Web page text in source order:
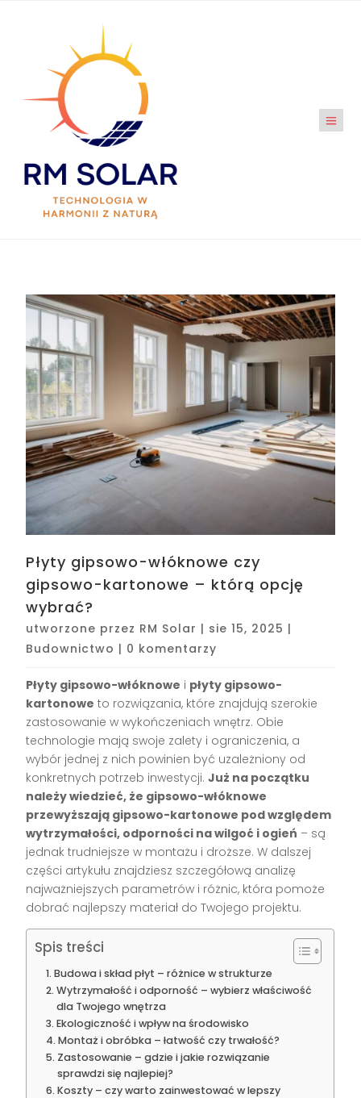
Płyty gipsowo-włóknowe czy
gipsowo-kartonowe – którą opcję
wybrać?
utworzone przez RM Solar | sie 15, 2025 |
Budownictwo | 0 komentarzy
Płyty gipsowo-włóknowe i płyty gipsowo-
kartonowe to rozwiązania, które znajdują szerokie
zastosowanie w wykończeniach wnętrz. Obie
technologie mają swoje zalety i ograniczenia, a
wybór jednej z nich powinien być uzależniony od
konkretnych potrzeb inwestycji.Już na początku
należy wiedzieć, że gipsowo-włóknowe
przewyższają gipsowo-kartonowe pod względem
wytrzymałości, odporności na wilgoć i ogień – są
jednak trudniejsze w montażu i droższe. W dalszej
części artykułu znajdziesz szczegółową analizę
najważniejszych parametrów i różnic, która pomoże
dobrać najlepszy materiał do Twojego projektu.
Spis treści
Budowa i skład płyt – różnice w strukturze
Wytrzymałość i odporność – wybierz właściwość
dla Twojego wnętrza
Ekologiczność i wpływ na środowisko
Montaż i obróbka – łatwość czy trwałość?
Zastosowanie – gdzie i jakie rozwiązanie
sprawdzi się najlepiej?
Koszty – czy warto zainwestować w lepszy